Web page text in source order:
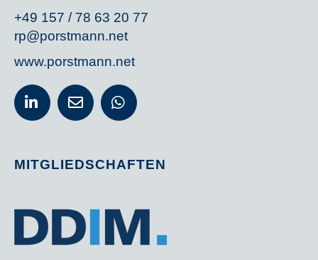
+49 157 / 78 63 20 77
rp@porstmann.net
www.porstmann.net
MITGLIEDSCHAFTEN